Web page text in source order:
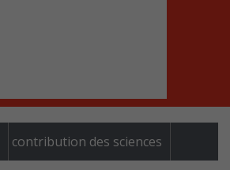
contribution des sciences